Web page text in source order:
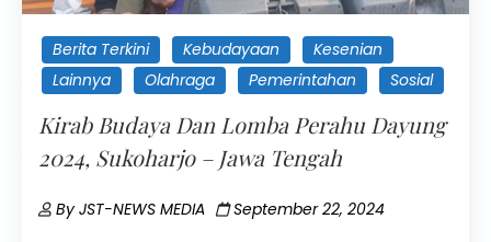
Berita Terkini Kebudayaan
Kesenian
Lainnya
Olahraga Pemerintahan Sosial
Kirab Budaya Dan Lomba Perahu Dayung
2024, Sukoharjo – Jawa Tengah
ByJST-NEWS MEDIA September 22, 2024